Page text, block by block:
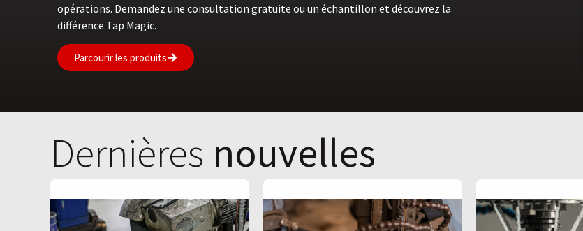
opérations. Demandez une consultation gratuite ou un échantillon et découvrez la
différence Tap Magic.
Parcourir les produits
Dernières nouvelles